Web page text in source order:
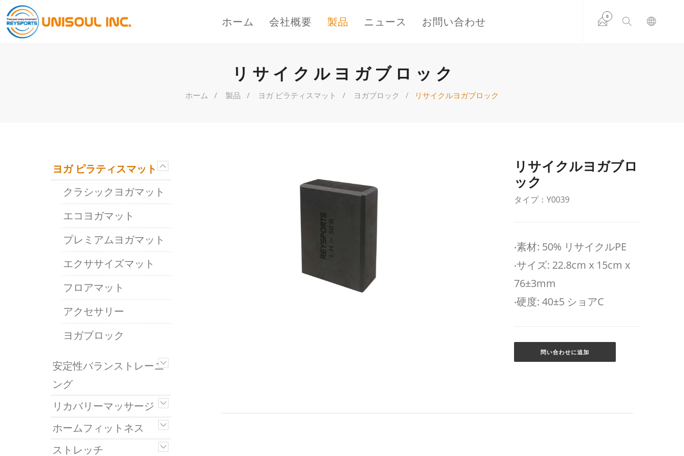
0
ホーム 会社概要 製品 ニュース お問い合わせ
リサイクルヨガブロック
ホーム 製品 ヨガ ピラティスマット ヨガブロック リサイクルヨガブロック
ヨガ ピラティスマット
クラシックヨガマット
エコヨガマット
プレミアムヨガマット
エクササイズマット
フロアマット
アクセサリー
ヨガブロック
安定性バランストレーニ
ング
リカバリーマッサージ
ホームフィットネス
ストレッチ
リサイクルヨガブロ
ック
タイプ：Y0039
‧素材: 50% リサイクルPE
‧サイズ: 22.8cm x 15cm x
76±3mm
‧硬度: 40±5 ショアC
問い合わせに追加